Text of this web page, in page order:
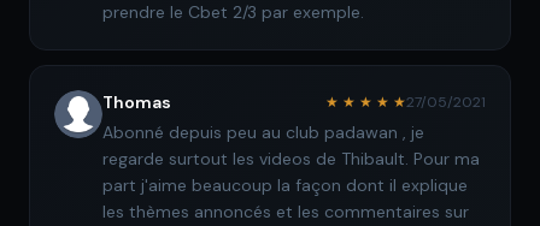
prendre le Cbet 2/3 par exemple.
Thomas ★ ★ ★ ★ ★27/05/2021
Abonné depuis peu au club padawan , je
regarde surtout les videos de Thibault. Pour ma
part j'aime beaucoup la façon dont il explique
les thèmes annoncés et les commentaires sur